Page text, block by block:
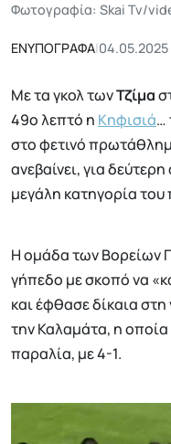
Φωτογραφία: Skai Tv/
ΕΝΥΠΟΓΡΑΦΑ|04.05.2025
Με τα γκολ τωνΤζίμα
49ο λεπτό η Κηφισιά…
στο φετινό
ανεβαίνει, για
μεγάλη κατηγορία
Η ομάδα των Βορείων
γήπεδο με σκοπό να
και έφθασε δίκαια
την Καλαμάτα, η
παραλία, με 4-1.